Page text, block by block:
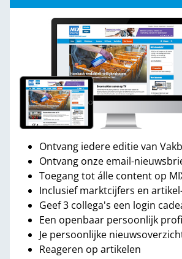
Ontvang iedere editie van
Ontvang onze email-
Toegang tot álle content op
Inclusief marktcijfers en
Geef 3 collega's een login
Een openbaar persoonlijk
Je persoonlijke
Reageren op artikelen